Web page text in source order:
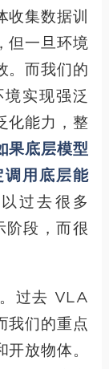
收集数据训
但一旦环境
。而我们的
实现强泛
化能力，整
果底层模型
调用底层能
过去很多
阶段，而很
过去 VLA
我们的重点
放物体。